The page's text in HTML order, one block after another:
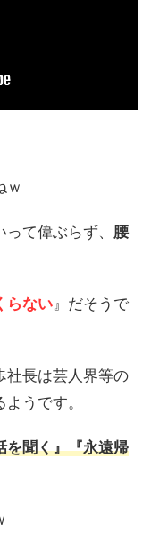
ｗ
て偉ぶらず、 腰
らない』だそうで
社長は芸人界等の
うです。
を聞く』『永遠帰